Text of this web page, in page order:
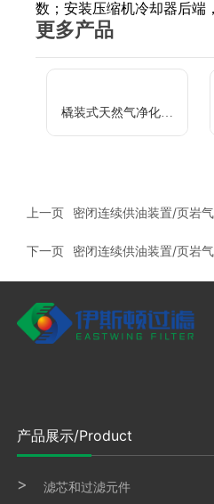
数；安装压缩机冷却器后端
更多产品
橇装式天然气净化装
上一页 密闭连续供油装置/页岩
下一页 密闭连续供油装置/页岩
产品展示/Product
滤芯和过滤元件